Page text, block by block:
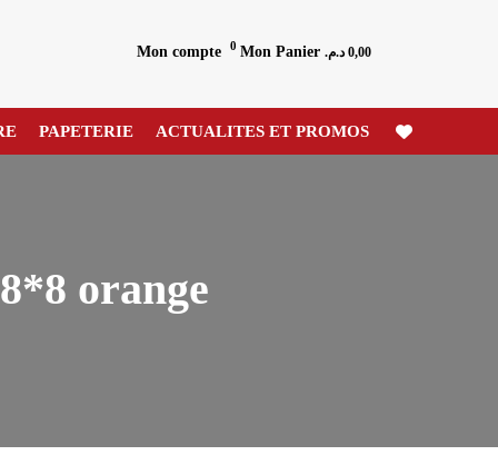
Mon compte 0 Mon Panier 0,00 د.م.
PAPETERIE ACTUALITES ET PROMOS
orange